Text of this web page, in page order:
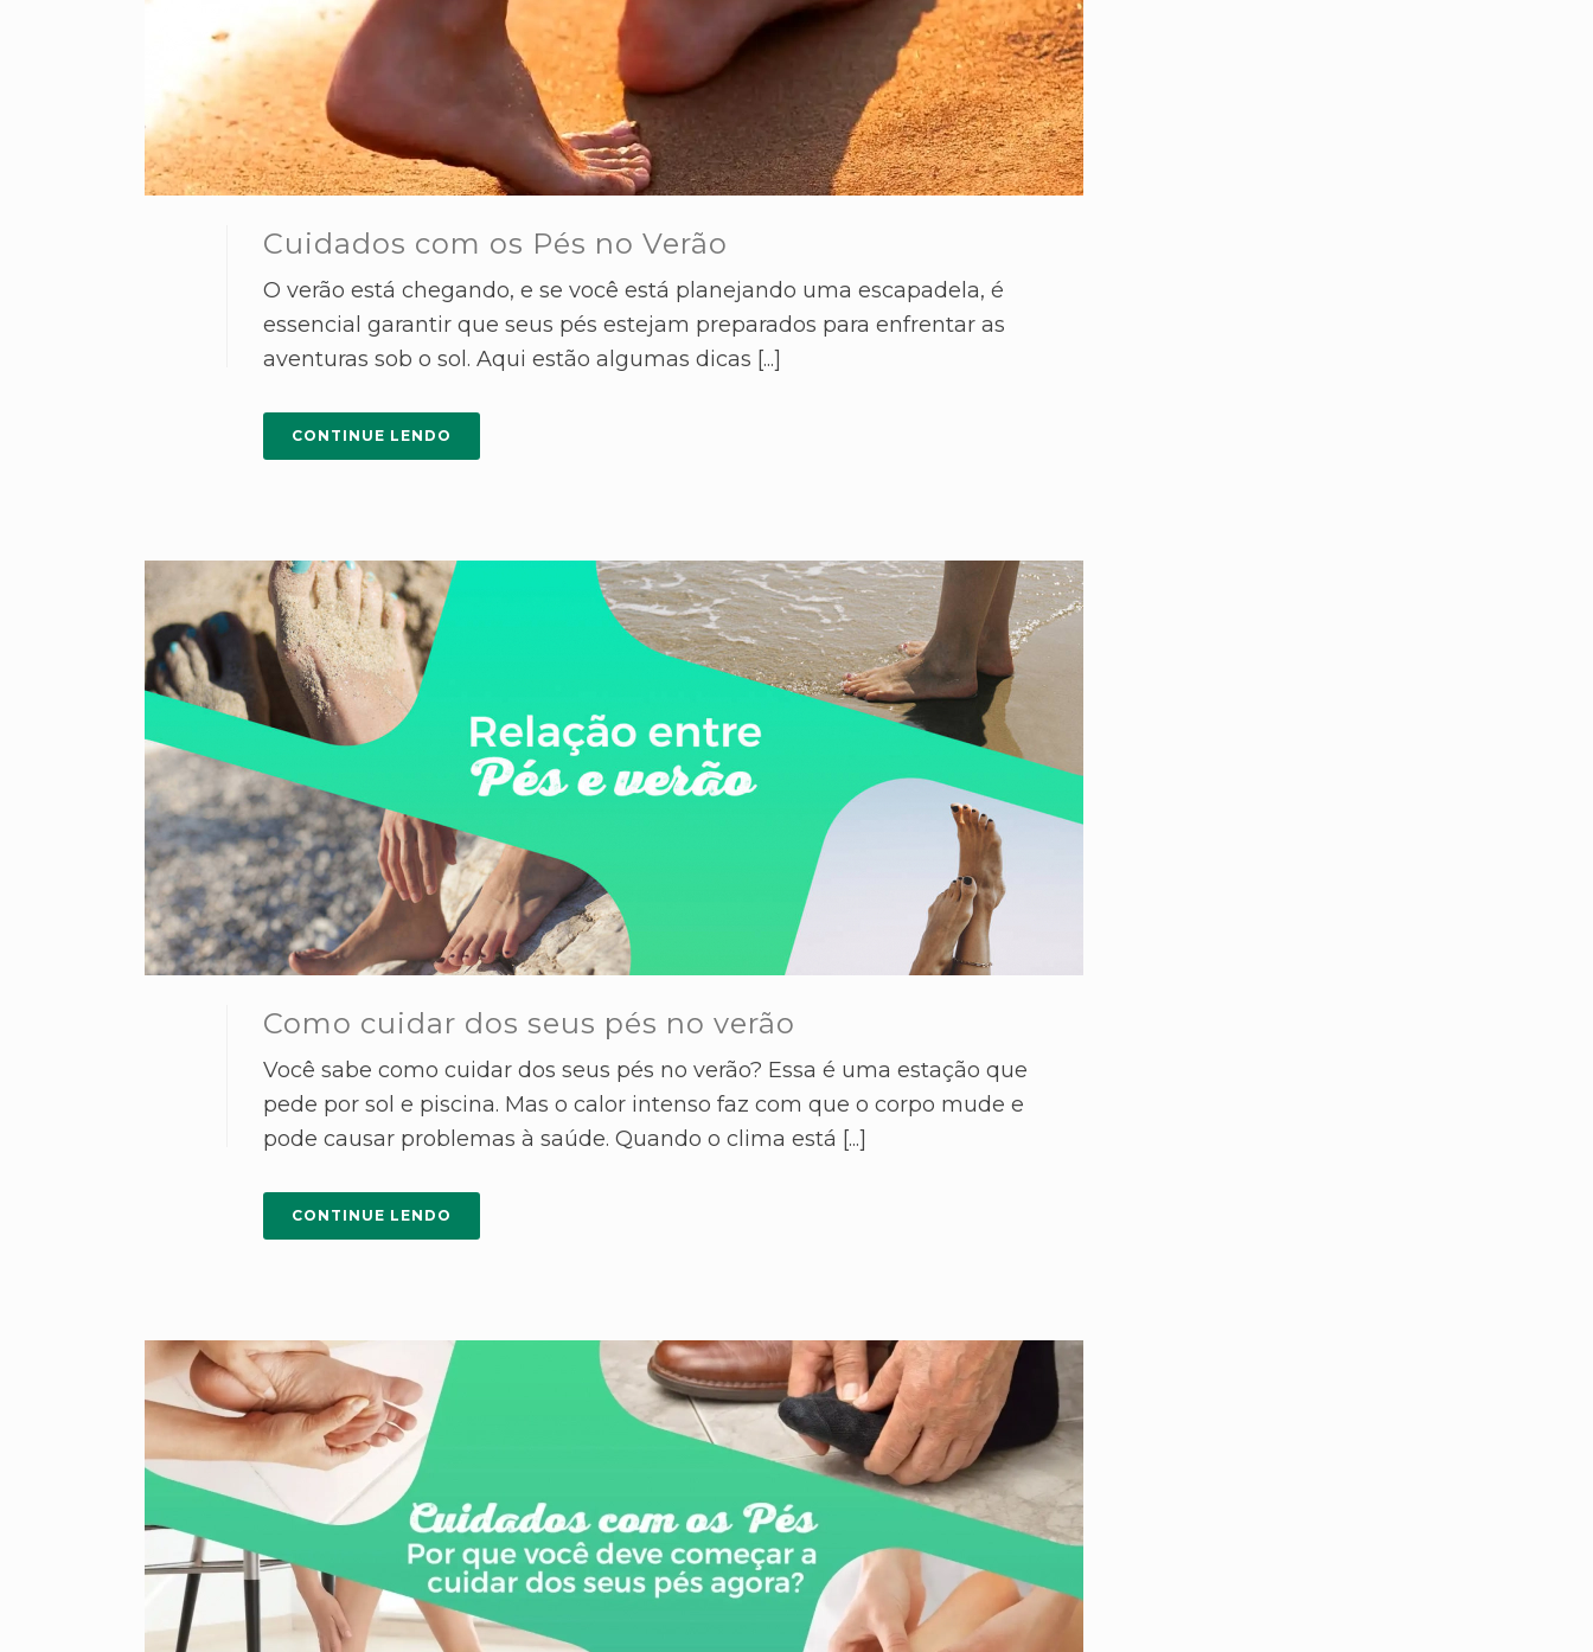
Cuidados com os Pés no Verão
O verão está chegando, e se você está planejando uma escapadela, é
essencial garantir que seus pés estejam preparados para enfrentar as
aventuras sob o sol. Aqui estão algumas dicas [...]
CONTINUE LENDO
Como cuidar dos seus pés no verão
Você sabe como cuidar dos seus pés no verão? Essa é uma estação que
pede por sol e piscina. Mas o calor intenso faz com que o corpo mude e
pode causar problemas à saúde. Quando o clima está [...]
CONTINUE LENDO